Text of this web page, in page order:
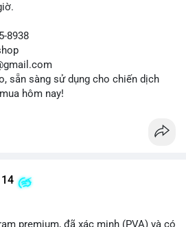
8938
sẵn sàng sử dụng cho chiến dịch
hôm nay!
premium, đã xác minh (PVA) và có